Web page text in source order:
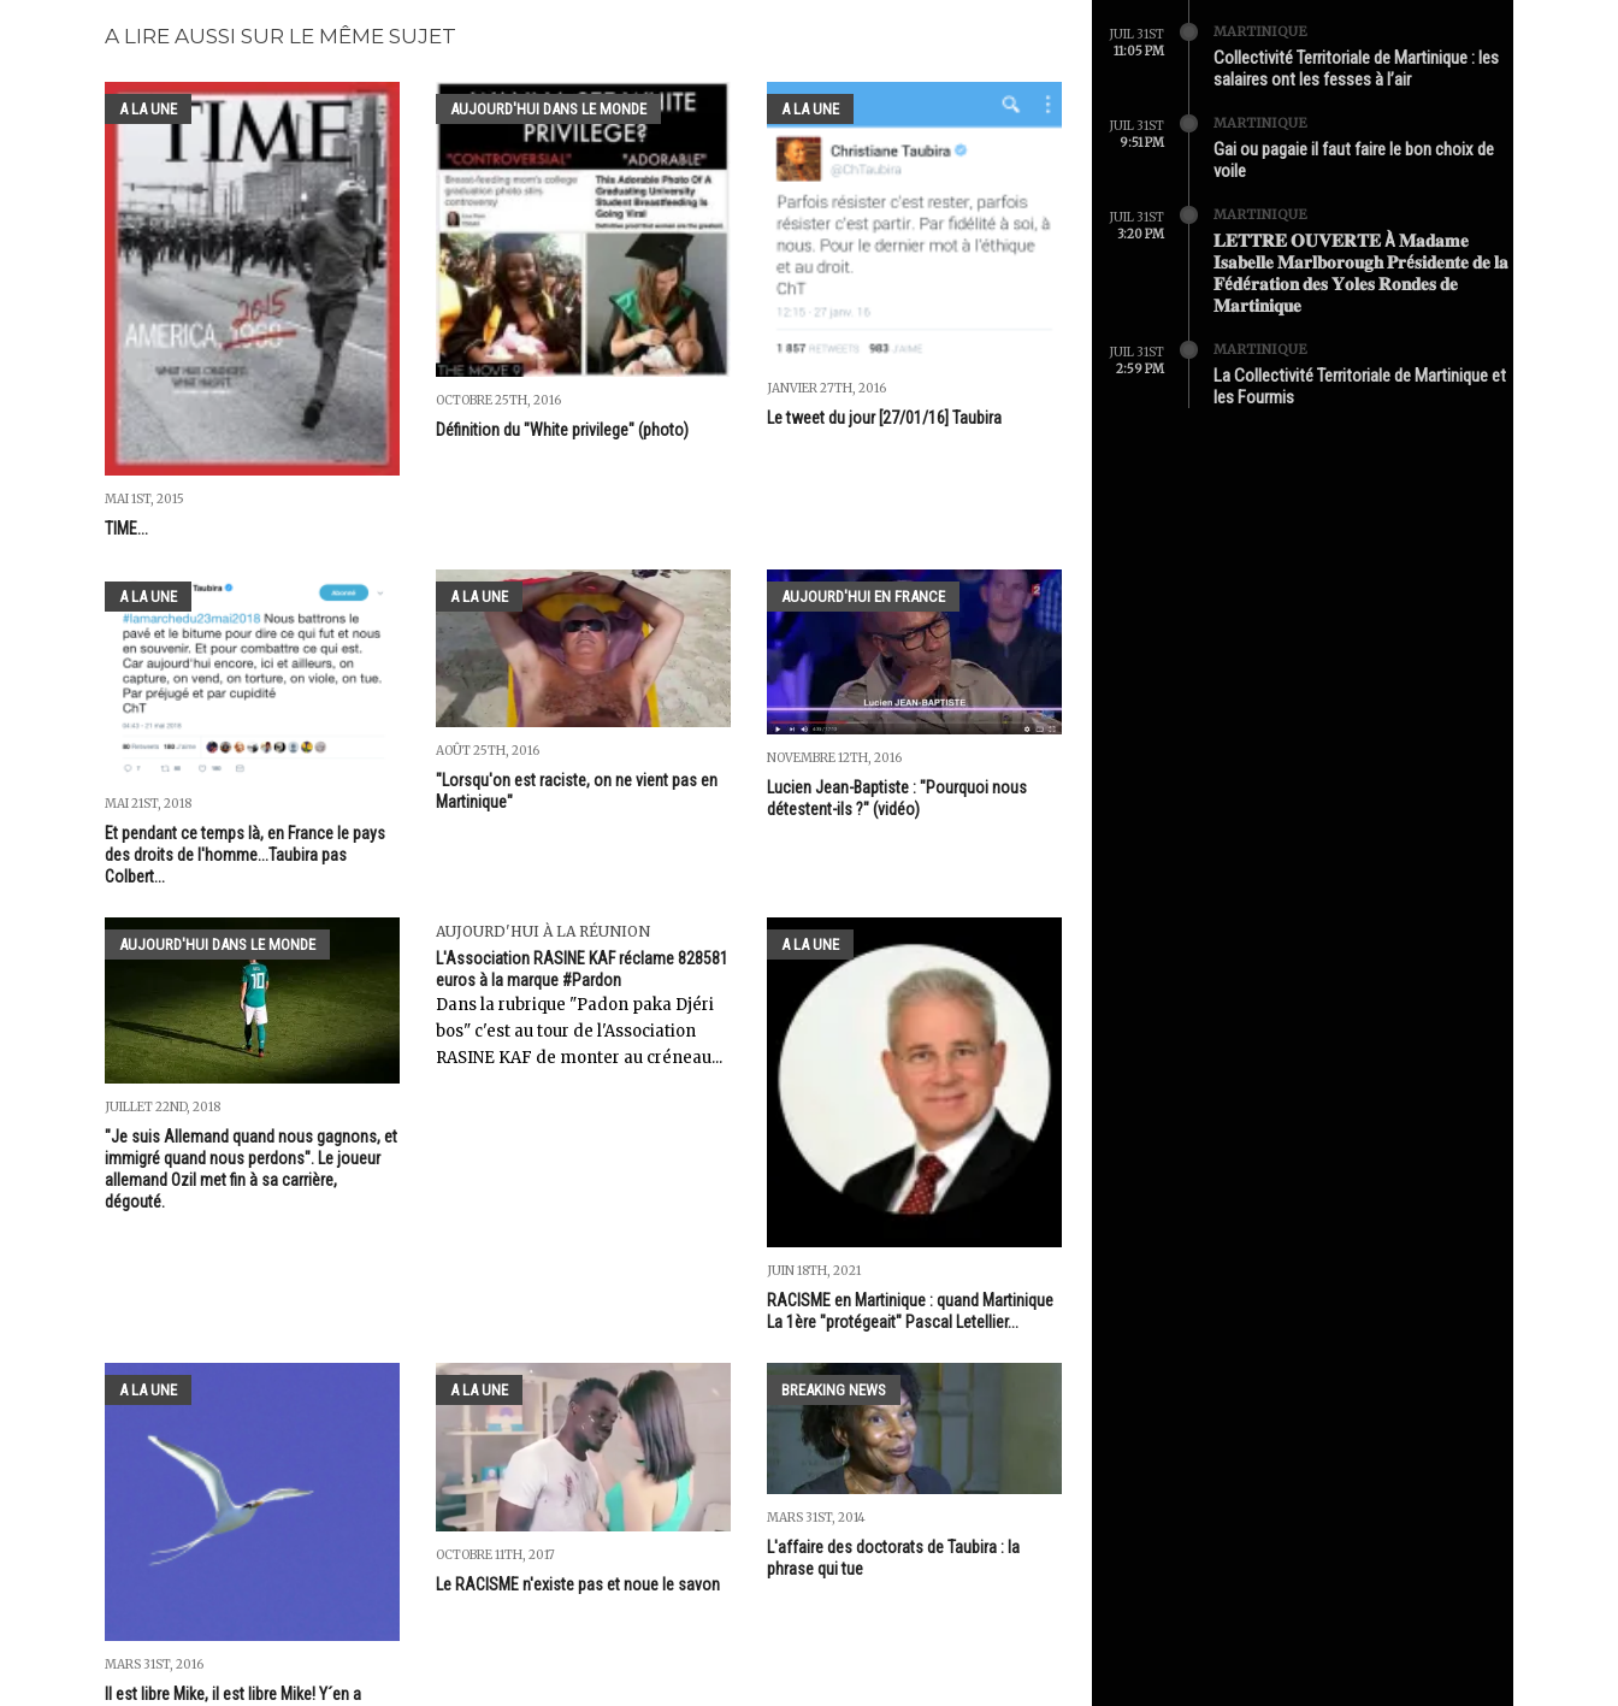
A LIRE AUSSI SUR LE MÊME SUJET
A LA UNE
MAI 1ST, 2015
TIME...
AUJOURD'HUI DANS LE MONDE
OCTOBRE 25TH, 2016
Définition du "White privilege" (photo)
A LA UNE
JANVIER 27TH, 2016
Le tweet du jour [27/01/16] Taubira
A LA UNE
MAI 21ST, 2018
Et pendant ce temps là, en France le pays
des droits de l'homme...Taubira pas
Colbert...
A LA UNE
AOÛT 25TH, 2016
"Lorsqu'on est raciste, on ne vient pas en
Martinique"
AUJOURD'HUI EN FRANCE
NOVEMBRE 12TH, 2016
Lucien Jean-Baptiste : "Pourquoi nous
détestent-ils ?" (vidéo)
AUJOURD'HUI DANS LE MONDE
JUILLET 22ND, 2018
"Je suis Allemand quand nous gagnons, et
immigré quand nous perdons". Le joueur
allemand Ozil met fin à sa carrière,
dégouté.
AUJOURD'HUI À LA RÉUNION
L'Association RASINE KAF réclame 828581
euros à la marque #Pardon
Dans la rubrique "Padon paka Djéri
bos" c'est au tour de l'Association
RASINE KAF de monter au créneau...
A LA UNE
JUIN 18TH, 2021
RACISME en Martinique : quand Martinique
La 1ère "protégeait" Pascal Letellier...
A LA UNE
MARS 31ST, 2016
Il est libre Mike, il est libre Mike! Y´en a
A LA UNE
OCTOBRE 11TH, 2017
Le RACISME n'existe pas et noue le savon
BREAKING NEWS
MARS 31ST, 2014
L'affaire des doctorats de Taubira : la
phrase qui tue
JUIL 31ST
11:05 PM
MARTINIQUE
Collectivité Territoriale de Martinique : les
salaires ont les fesses à l’air
JUIL 31ST
9:51 PM
MARTINIQUE
Gai ou pagaie il faut faire le bon choix de
voile
JUIL 31ST
3:20 PM
MARTINIQUE
𝐋𝐄𝐓𝐓𝐑𝐄 𝐎𝐔𝐕𝐄𝐑𝐓𝐄 À 𝐌𝐚𝐝𝐚𝐦𝐞
𝐈𝐬𝐚𝐛𝐞𝐥𝐥𝐞 𝐌𝐚𝐫𝐥𝐛𝐨𝐫𝐨𝐮𝐠𝐡 𝐏𝐫é𝐬𝐢𝐝𝐞𝐧𝐭𝐞 𝐝𝐞 𝐥𝐚
𝐅é𝐝é𝐫𝐚𝐭𝐢𝐨𝐧 𝐝𝐞𝐬 𝐘𝐨𝐥𝐞𝐬 𝐑𝐨𝐧𝐝𝐞𝐬 𝐝𝐞
𝐌𝐚𝐫𝐭𝐢𝐧𝐢𝐪𝐮𝐞
JUIL 31ST
2:59 PM
MARTINIQUE
La Collectivité Territoriale de Martinique et
les Fourmis